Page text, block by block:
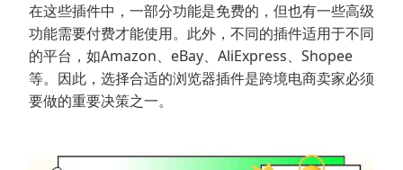
在这些插件中，一部分功能是免费的，但也有一些高级
功能需要付费才能使用。此外，不同的插件适用于不同
的平台，如Amazon、eBay、AliExpress、Shopee
等。因此，选择合适的浏览器插件是跨境电商卖家必须
要做的重要决策之一。